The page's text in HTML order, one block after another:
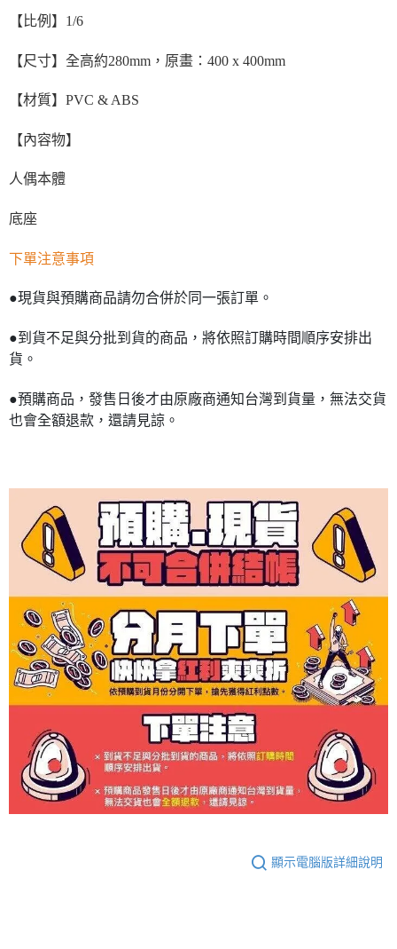
【比例】1/6
【尺寸】全高約280mm，原畫：400 x 400mm
【材質】PVC & ABS
【內容物】
人偶本體
底座
下單注意事項
●現貨與預購商品請勿合併於同一張訂單。
●到貨不足與分批到貨的商品，將依照訂購時間順序安排出
貨。
●預購商品，發售日後才由原廠商通知台灣到貨量，無法交貨
也會全額退款，還請見諒。
顯示電腦版詳細說明